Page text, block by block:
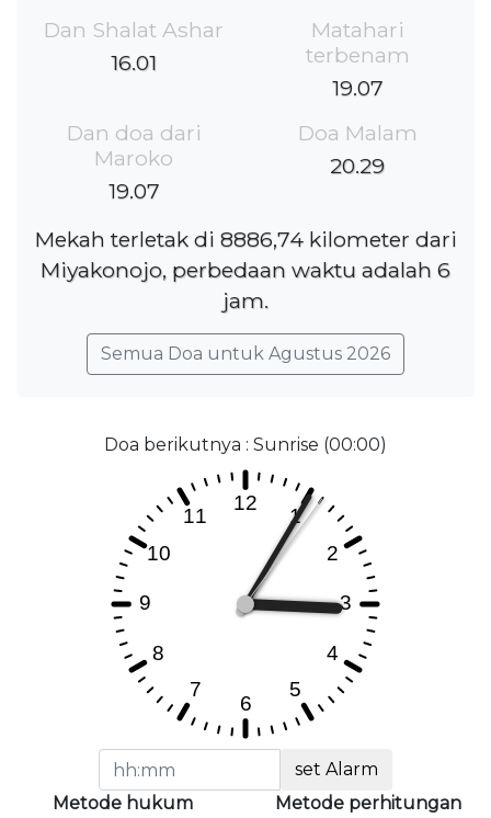
Dan Shalat Ashar
16.01
Matahari
terbenam
19.07
Dan doa dari
Maroko
19.07
Doa Malam
20.29
Mekah terletak di 8886,74 kilometer dari
Miyakonojo, perbedaan waktu adalah 6
jam.
Semua Doa untuk Agustus 2026
Doa berikutnya : Sunrise (00:00)
set Alarm
Metode hukum
Metode perhitungan